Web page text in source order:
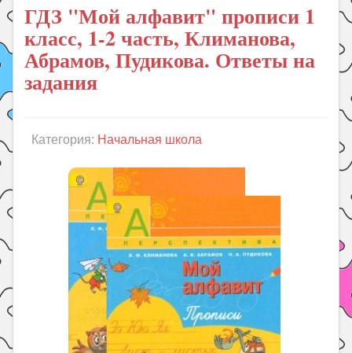
Книги
Рукоделие
Подготовка к школе
Уроки
Праздники
Психология
Поиск
ГДЗ "Мой алфавит" прописи 1
класс, 1-2 часть, Климанова,
Абрамов, Пудикова. Ответы на
задания
Категория: Начальная школа